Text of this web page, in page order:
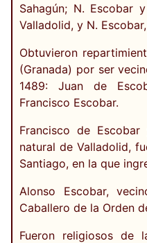
Sahagún; N. Escobar
Valladolid, y N.
Obtuvieron
(Granada) por ser
1489: Juan de
Francisco Escobar.
Francisco de
natural de Valladolid,
Santiago, en la que
Alonso Escobar,
Caballero de la Orden
Fueron religiosos de